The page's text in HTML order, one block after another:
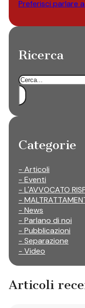
Preferisci parlare
Ricerca
Cerca
Categorie
- Articoli
- Eventi
- L'AVVOCATO
-
- News
- Parlano di noi
- Pubblicazioni
- Separazione
- Video
Articoli